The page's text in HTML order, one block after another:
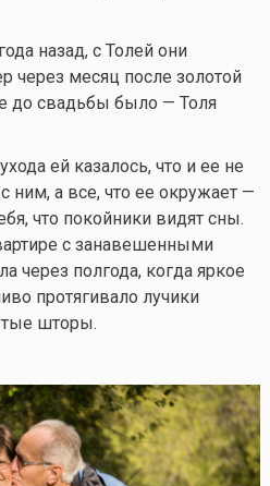
назад, с Толей они
через месяц после золотой
до свадьбы было — Толя
ей казалось, что и ее не
ним, а все, что ее окружает —
что покойники видят сны.
с занавешенными
через полгода, когда яркое
протягивало лучики
шторы.